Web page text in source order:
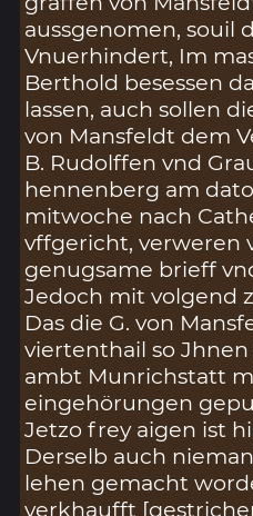
aussgenomen, souil
Vnuerhindert, Im
Berthold besessen
lassen, auch sollen
von Mansfeldt dem
B. Rudolffen vnd
hennenberg am
mitwoche nach
vffgericht, verweren
genugsame brieff
Jedoch mit volgend
Das die G. von
viertenthail so
ambt Munrichstatt
eingehörungen
Jetzo frey aigen ist
Derselb auch
lehen gemacht
verkhaufft